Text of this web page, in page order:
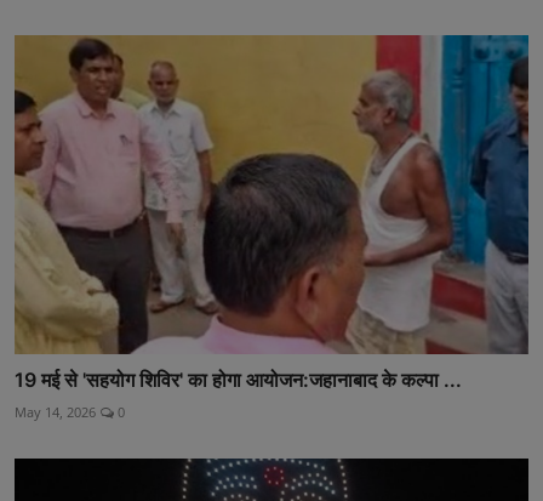
19 मई से 'सहयोग शिविर' का होगा आयोजन:जहानाबाद के कल्पा ...
May 14, 2026 0